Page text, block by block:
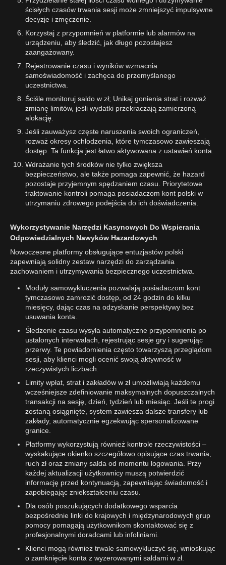
ścisłych czasów trwania sesji może zmniejszyć impulsywne
decyzje i zmęczenie.
Korzystaj z przypomnień w platformie lub alarmów na
urządzeniu, aby śledzić, jak długo pozostajesz
zaangażowany.
Rejestrowanie czasu i wyników wzmacnia
samoświadomość i zachęca do przemyślanego
uczestnictwa.
Ściśle monitoruj saldo w zł; Unikaj gonienia strat i rozważ
zmianę limitów, jeśli wydatki przekraczają zamierzoną
alokację.
Jeśli zauważysz częste naruszenia swoich ograniczeń,
rozważ okresy ochłodzenia, które tymczasowo zawieszają
dostęp. Ta funkcja jest łatwo aktywowana z ustawień konta.
Wdrażanie tych środków nie tylko zwiększa
bezpieczeństwo, ale także pomaga zapewnić, że hazard
pozostaje przyjemnym spędzaniem czasu. Priorytetowe
traktowanie kontroli pomaga posiadaczom kont polski w
utrzymaniu zdrowego podejścia do ich doświadczenia.
Wykorzystywanie Narzędzi Kasynowych Do Wspierania
Odpowiedzialnych Nawyków Hazardowych
Nowoczesne platformy obsługujące entuzjastów polski
zapewniają solidny zestaw narzędzi do zarządzania
zachowaniem i utrzymywania bezpiecznego uczestnictwa.
Moduły samowykluczenia pozwalają posiadaczom kont
tymczasowo zamrozić dostęp, od 24 godzin do kilku
miesięcy, dając czas na odzyskanie perspektywy bez
usuwania konta.
Śledzenie czasu wysyła automatyczne przypomnienia po
ustalonych interwałach, rejestrując sesje gry i sugerując
przerwy. Te powiadomienia często towarzyszą przeglądom
sesji, aby klienci mogli ocenić swoją aktywność w
rzeczywistych liczbach.
Limity wpłat, strat i zakładów w zł umożliwiają każdemu
wcześniejsze zdefiniowanie maksymalnych dopuszczalnych
transakcji na sesję, dzień, tydzień lub miesiąc. Jeśli te progi
zostaną osiągnięte, system zawiesza dalsze transfery lub
zakłady, automatycznie egzekwując spersonalizowane
granice.
Platformy wykorzystują również kontrole rzeczywistości –
wyskakujące okienko szczegółowo opisujące czas trwania,
ruch zł oraz zmiany salda od momentu logowania. Przy
każdej aktualizacji użytkownicy muszą potwierdzić
informację przed kontynuacją, zapewniając świadomość i
zapobiegając zniekształceniu czasu.
Dla osób poszukujących dodatkowego wsparcia
bezpośrednie linki do krajowych i międzynarodowych grup
pomocy pomagają użytkownikom skontaktować się z
profesjonalnymi doradcami lub infoliniami.
Klienci mogą również trwale samowykluczyć się, wnioskując
o zamknięcie konta z wyzerowanymi saldami w zł.